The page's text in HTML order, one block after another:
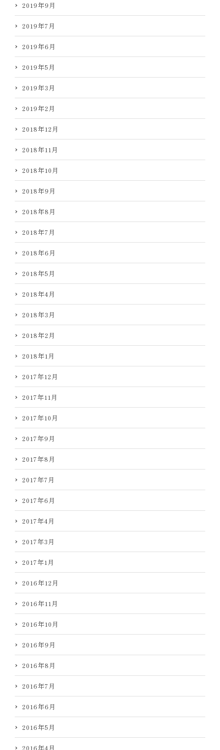
2019年9月
2019年7月
2019年6月
2019年5月
2019年3月
2019年2月
2018年12月
2018年11月
2018年10月
2018年9月
2018年8月
2018年7月
2018年6月
2018年5月
2018年4月
2018年3月
2018年2月
2018年1月
2017年12月
2017年11月
2017年10月
2017年9月
2017年8月
2017年7月
2017年6月
2017年4月
2017年3月
2017年1月
2016年12月
2016年11月
2016年10月
2016年9月
2016年8月
2016年7月
2016年6月
2016年5月
2016年4月